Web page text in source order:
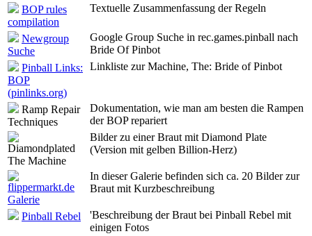
BOP rules
compilation
Textuelle Zusammenfassung der Regeln
Newgroup
Suche
Google Group Suche in rec.games.pinball nach
Bride Of Pinbot
Pinball Links:
BOP
(pinlinks.org)
Linkliste zur Machine, The: Bride of Pinbot
Ramp Repair
Techniques
Dokumentation, wie man am besten die Rampen
der BOP repariert
Diamondplated
The Machine
Bilder zu einer Braut mit Diamond Plate
(Version mit gelben Billion-Herz)
flippermarkt.de
Galerie
In dieser Galerie befinden sich ca. 20 Bilder zur
Braut mit Kurzbeschreibung
Pinball Rebel
'Beschreibung der Braut bei Pinball Rebel mit
einigen Fotos